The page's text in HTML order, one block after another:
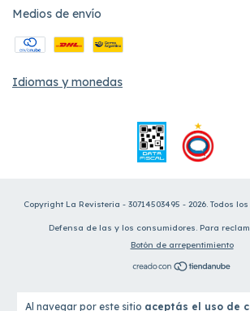
Al navegar por este sitio aceptás el uso de
Medios de envío
Idiomas y monedas
Copyright La Revisteria - 30714503495 - 2026. Todos
Defensa de las y los consumidores. Para
Botón de arrepentimiento